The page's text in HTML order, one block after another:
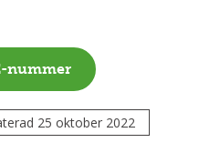
nummer
25 oktober 2022